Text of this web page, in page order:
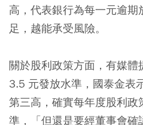
高，代表銀行為每一元逾
足，越能承受風險。
關於股利政策方面，有媒
3.5 元發放水準，國泰金表
第三高，確實每年度股利
準，「但還是要經董事會